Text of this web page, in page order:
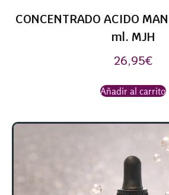
CONCENTRADO ACIDO
ml. MJH
26,95€
Añadir al carrito